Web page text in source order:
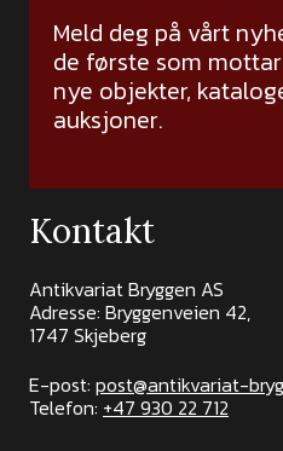
Meld deg på vårt
de første som
nye objekter,
auksjoner.
Kontakt
Antikvariat Bryggen AS
Adresse: Bryggenveien 42,
1747 Skjeberg
E-post: post@antikvariat-
Telefon: +47 930 22 712